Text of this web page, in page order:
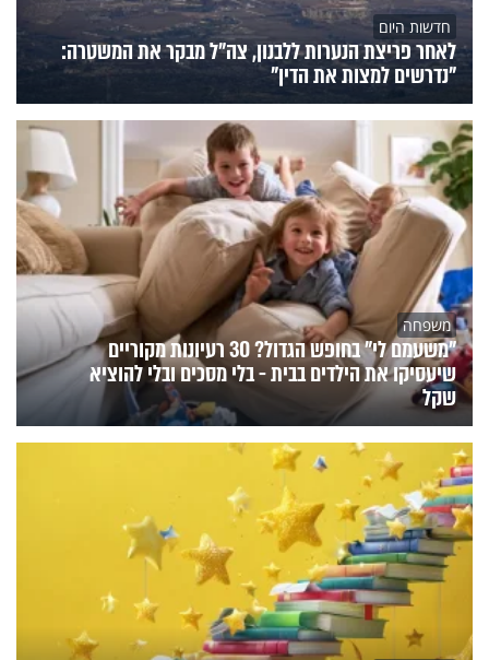
חדשות היום
לאחר פריצת הנערות ללבנון, צה״ל מבקר את המשטרה:
"נדרשים למצות את הדין"
משפחה
"משעמם לי" בחופש הגדול? 30 רעיונות מקוריים
שיעסיקו את הילדים בבית - בלי מסכים ובלי להוציא
שקל